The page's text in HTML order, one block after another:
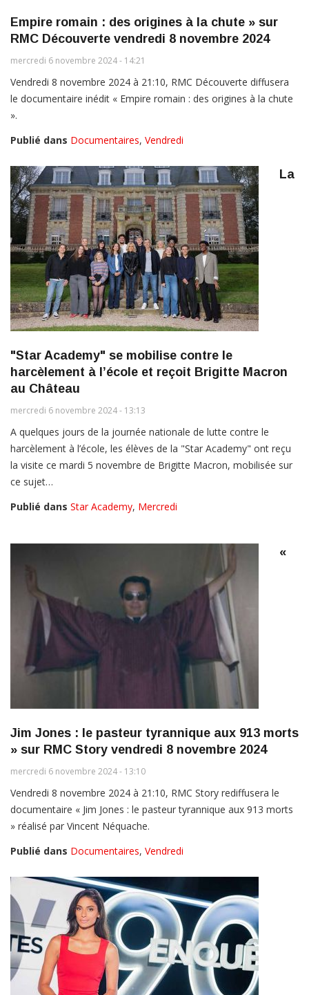
Empire romain : des origines à la chute » sur
RMC Découverte vendredi 8 novembre 2024
mercredi 6 novembre 2024 - 14:21
Vendredi 8 novembre 2024 à 21:10, RMC Découverte diffusera
le documentaire inédit « Empire romain : des origines à la chute
».
Publié dans Documentaires, Vendredi
La
"Star Academy" se mobilise contre le
harcèlement à l’école et reçoit Brigitte Macron
au Château
mercredi 6 novembre 2024 - 13:13
A quelques jours de la journée nationale de lutte contre le
harcèlement à l’école, les élèves de la "Star Academy" ont reçu
la visite ce mardi 5 novembre de Brigitte Macron, mobilisée sur
ce sujet…
Publié dans Star Academy, Mercredi
«
Jim Jones : le pasteur tyrannique aux 913 morts
» sur RMC Story vendredi 8 novembre 2024
mercredi 6 novembre 2024 - 13:10
Vendredi 8 novembre 2024 à 21:10, RMC Story rediffusera le
documentaire « Jim Jones : le pasteur tyrannique aux 913 morts
» réalisé par Vincent Néquache.
Publié dans Documentaires, Vendredi